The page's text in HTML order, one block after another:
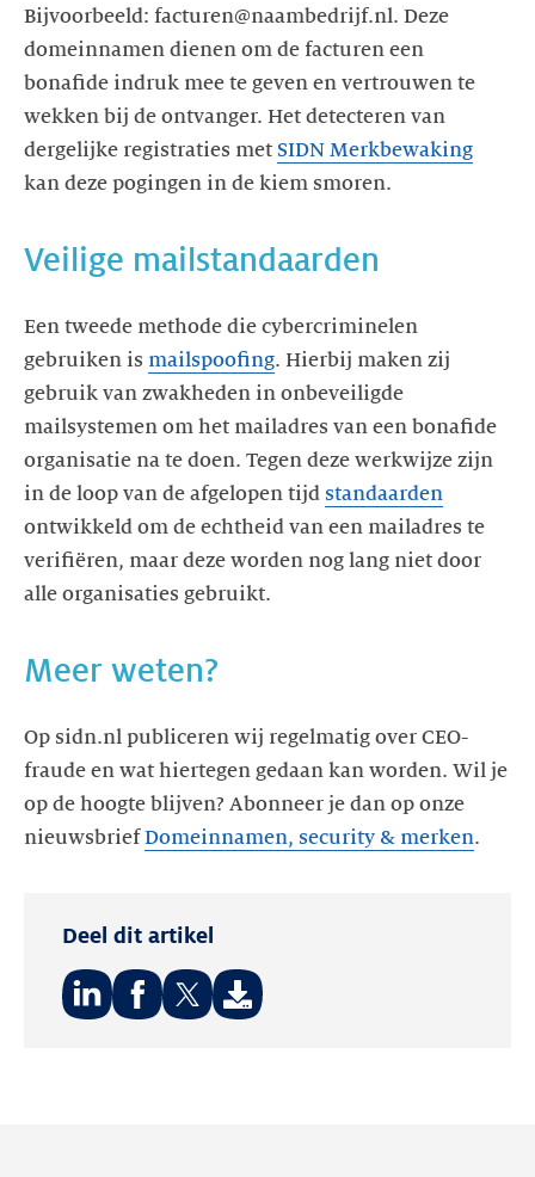
Bijvoorbeeld: facturen@naambedrijf.nl. Deze
domeinnamen dienen om de facturen een
bonafide indruk mee te geven en vertrouwen te
wekken bij de ontvanger. Het detecteren van
dergelijke registraties met SIDN Merkbewaking
kan deze pogingen in de kiem smoren.
Veilige mailstandaarden
Een tweede methode die cybercriminelen
gebruiken is mailspoofing. Hierbij maken zij
gebruik van zwakheden in onbeveiligde
mailsystemen om het mailadres van een bonafide
organisatie na te doen. Tegen deze werkwijze zijn
in de loop van de afgelopen tijd standaarden
ontwikkeld om de echtheid van een mailadres te
verifiëren, maar deze worden nog lang niet door
alle organisaties gebruikt.
Meer weten?
Op sidn.nl publiceren wij regelmatig over CEO-
fraude en wat hiertegen gedaan kan worden. Wil je
op de hoogte blijven? Abonneer je dan op onze
nieuwsbriefDomeinnamen, security & merken
Deel dit artikel